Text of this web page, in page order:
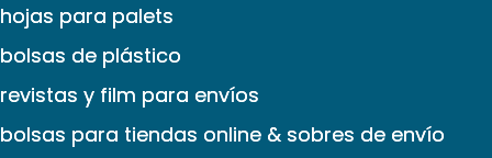
hojas para palets
bolsas de plástico
revistas y film para envíos
bolsas para tiendas online & sobres de envío